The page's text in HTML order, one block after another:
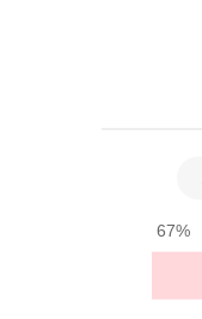
67%